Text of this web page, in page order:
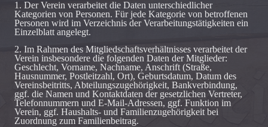
1. Der Verein verarbeitet die Daten unterschiedlicher
Kategorien von Personen. Für jede Kategorie von betroffenen
Personen wird im Verzeichnis der Verarbeitungstätigkeiten ein
Einzelblatt angelegt.
2. Im Rahmen des Mitgliedschaftsverhältnisses verarbeitet der
Verein insbesondere die folgenden Daten der Mitglieder:
Geschlecht, Vorname, Nachname, Anschrift (Straße,
Hausnummer, Postleitzahl, Ort), Geburtsdatum, Datum des
Vereinsbeitritts, Abteilungszugehörigkeit, Bankverbindung,
ggf. die Namen und Kontaktdaten der gesetzlichen Vertreter,
Telefonnummern und E-Mail-Adressen, ggf. Funktion im
Verein, ggf. Haushalts- und Familienzugehörigkeit bei
Zuordnung zum Familienbeitrag.